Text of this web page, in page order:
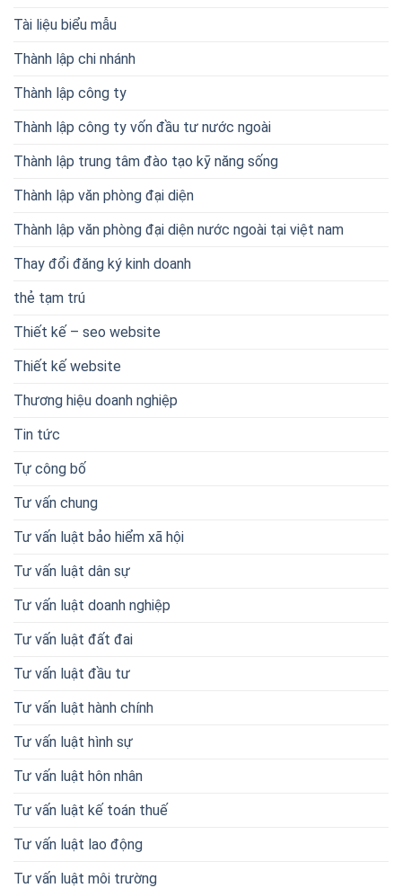
Tài liệu biểu mẫu
Thành lập chi nhánh
Thành lập công ty
Thành lập công ty vốn đầu tư nước ngoài
Thành lập trung tâm đào tạo kỹ năng sống
Thành lập văn phòng đại diện
Thành lập văn phòng đại diện nước ngoài tại việt nam
Thay đổi đăng ký kinh doanh
thẻ tạm trú
Thiết kế – seo website
Thiết kế website
Thương hiệu doanh nghiệp
Tin tức
Tự công bố
Tư vấn chung
Tư vấn luật bảo hiểm xã hội
Tư vấn luật dân sự
Tư vấn luật doanh nghiệp
Tư vấn luật đất đai
Tư vấn luật đầu tư
Tư vấn luật hành chính
Tư vấn luật hình sự
Tư vấn luật hôn nhân
Tư vấn luật kế toán thuế
Tư vấn luật lao động
Tư vấn luật môi trường